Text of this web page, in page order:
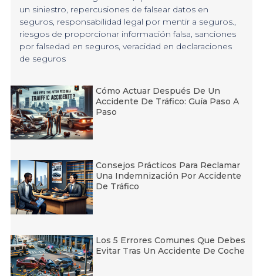
un siniestro, repercusiones de falsear datos en
seguros, responsabilidad legal por mentir a seguros.,
riesgos de proporcionar información falsa, sanciones
por falsedad en seguros, veracidad en declaraciones
de seguros
Cómo Actuar Después De Un
Accidente De Tráfico: Guía Paso A
Paso
Consejos Prácticos Para Reclamar
Una Indemnización Por Accidente
De Tráfico
Los 5 Errores Comunes Que Debes
Evitar Tras Un Accidente De Coche